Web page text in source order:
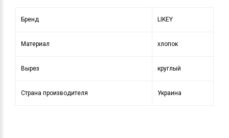
Бренд LIKEY
Материал хлопок
Вырез круглый
Страна производителя Украина